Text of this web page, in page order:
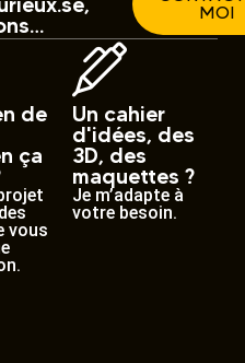
MOI
de
ça
vous
Un cahier
d'idées, des
3D, des
maquettes ?
Je m’adapte à
votre besoin.